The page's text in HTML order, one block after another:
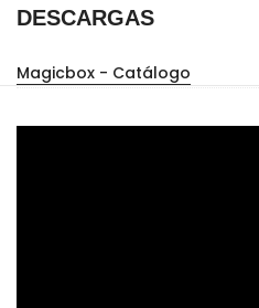
DESCARGAS
Magicbox - Catálogo